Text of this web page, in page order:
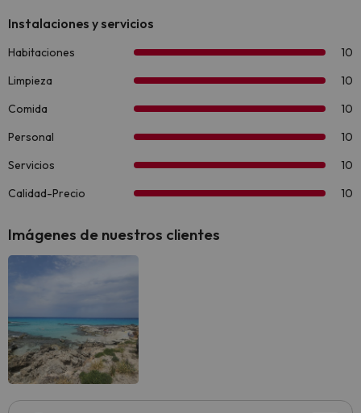
Imágenes de nuestros clientes